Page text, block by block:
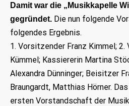
Damit war die „ Musikkapelle
gegründet. Die nun folgende
folgendes Ergebnis.
1. Vorsitzender Franz Kimmel;
Kümmel; Kassiererin Martina
Alexandra Dünninger; Beisitzer
Braungardt, Matthias Hörner.
ersten Vorstandschaft der